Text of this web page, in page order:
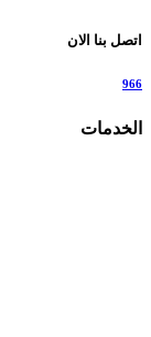
اتصل بنا الان
966
الخدمات